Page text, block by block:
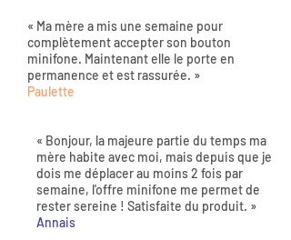
« Ma mère a mis une semaine pour
complètement accepter son bouton
minifone. Maintenant elle le porte en
permanence et est rassurée. »
Paulette
« Bonjour, la majeure partie du temps ma
mère habite avec moi, mais depuis que je
dois me déplacer au moins 2 fois par
semaine, l'offre minifone me permet de
rester sereine ! Satisfaite du produit. »
Annais